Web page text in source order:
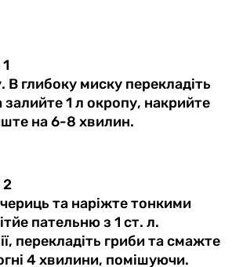
глибоку миску перекладіть
1 л окропу, накрийте
на 6-8 хвилин.
2
та наріжте тонкими
пательню з 1 ст. л.
перекладіть гриби та смажте
4 хвилини, помішуючи.